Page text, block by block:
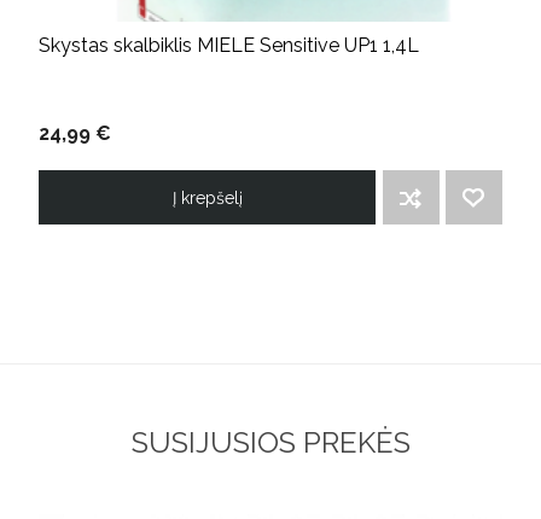
Skystas skalbiklis MIELE Sensitive UP1 1,4L
24,99 €
Į krepšelį
SUSIJUSIOS PREKĖS